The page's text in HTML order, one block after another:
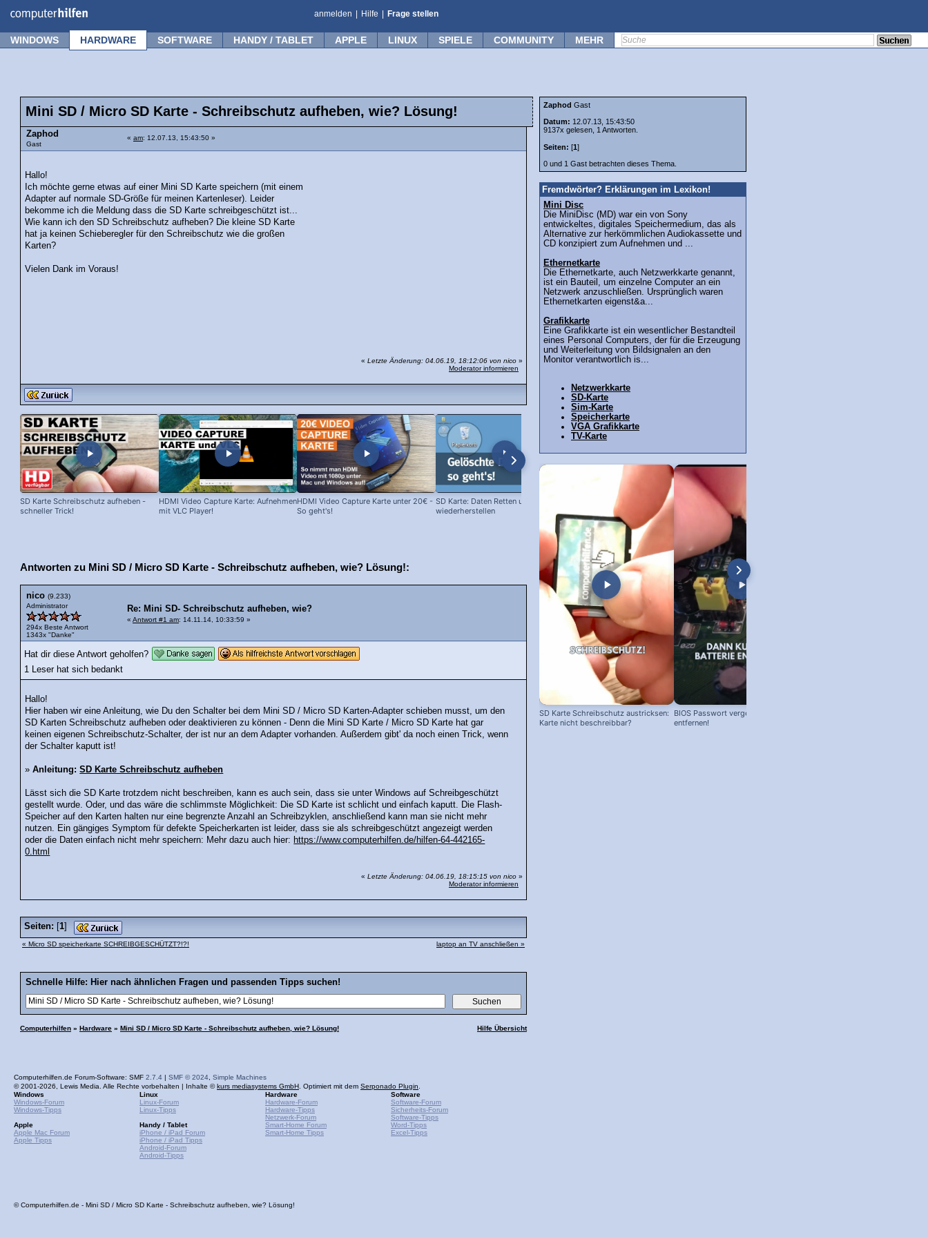
anmelden Hilfe Frage stellen
WINDOWS HARDWARE SOFTWARE HANDY / TABLET APPLE LINUX SPIELE COMMUNITY MEHR
Mini SD / Micro SD Karte - Schreibschutz aufheben, wie? Lösung!
Zaphod
Gast
« am: 12.07.13, 15:43:50 »
Hallo!
Ich möchte gerne etwas auf einer Mini SD Karte speichern (mit einem
Adapter auf normale SD-Größe für meinen Kartenleser). Leider
bekomme ich die Meldung dass die SD Karte schreibgeschützt ist...
Wie kann ich den SD Schreibschutz aufheben? Die kleine SD Karte
hat ja keinen Schieberegler für den Schreibschutz wie die großen
Karten?
Vielen Dank im Voraus!
« Letzte Änderung: 04.06.19, 18:12:06 von nico »
Moderator informieren
SD Karte Schreibschutz aufheben -
schneller Trick!
HDMI Video Capture Karte: Aufnehmen
mit VLC Player!
HDMI Video Capture Karte unter 20€ -
So geht's!
SD Karte: Daten Retten und Fotos
wiederherstellen
Samsung Drucker Toner Wechsel!
Toner-Kartusche entfernen und
ersetzen!
Telekom Speedport Router: Sprache
auf deutsch umstellen!
Antworten zu Mini SD / Micro SD Karte - Schreibschutz aufheben, wie? Lösung!:
nico (9.233)
Administrator
294x Beste Antwort
1343x "Danke"
Re: Mini SD- Schreibschutz aufheben, wie?
« Antwort #1 am: 14.11.14, 10:33:59 »
Hat dir diese Antwort geholfen?
1 Leser hat sich bedankt
Hallo!
Hier haben wir eine Anleitung, wie Du den Schalter bei dem Mini SD / Micro SD Karten-Adapter schieben musst, um den
SD Karten Schreibschutz aufheben oder deaktivieren zu können - Denn die Mini SD Karte / Micro SD Karte hat gar
keinen eigenen Schreibschutz-Schalter, der ist nur an dem Adapter vorhanden. Außerdem gibt' da noch einen Trick, wenn
der Schalter kaputt ist!
»Anleitung:SD Karte Schreibschutz aufheben
Lässt sich die SD Karte trotzdem nicht beschreiben, kann es auch sein, dass sie unter Windows auf Schreibgeschützt
gestellt wurde. Oder, und das wäre die schlimmste Möglichkeit: Die SD Karte ist schlicht und einfach kaputt. Die Flash-
Speicher auf den Karten halten nur eine begrenzte Anzahl an Schreibzyklen, anschließend kann man sie nicht mehr
nutzen. Ein gängiges Symptom für defekte Speicherkarten ist leider, dass sie als schreibgeschützt angezeigt werden
oder die Daten einfach nicht mehr speichern: Mehr dazu auch hier: https://www.computerhilfen.de/hilfen-64-442165-
0.html
« Letzte Änderung: 04.06.19, 18:15:15 von nico »
Moderator informieren
Seiten: [1]
« Micro SD speicherkarte SCHREIBGESCHÜTZT?!?! laptop an TV anschließen »
Schnelle Hilfe: Hier nach ähnlichen Fragen und passenden Tipps suchen!
Computerhilfen » Hardware » Mini SD / Micro SD Karte - Schreibschutz aufheben, wie? Lösung! Hilfe Übersicht
Zaphod Gast
Datum: 12.07.13, 15:43:50
9137x gelesen, 1 Antworten.
Seiten: [1]
0 und 1 Gast betrachten dieses Thema.
Fremdwörter? Erklärungen im Lexikon!
Mini Disc
Die MiniDisc (MD) war ein von Sony
entwickeltes, digitales Speichermedium, das als
Alternative zur herkömmlichen Audiokassette und
CD konzipiert zum Aufnehmen und ...
Ethernetkarte
Die Ethernetkarte, auch Netzwerkkarte genannt,
ist ein Bauteil, um einzelne Computer an ein
Netzwerk anzuschließen. Ursprünglich waren
Ethernetkarten eigenst&a...
Grafikkarte
Eine Grafikkarte ist ein wesentlicher Bestandteil
eines Personal Computers, der für die Erzeugung
und Weiterleitung von Bildsignalen an den
Monitor verantwortlich is...
Netzwerkkarte
SD-Karte
Sim-Karte
Speicherkarte
VGA Grafikkarte
TV-Karte
SD Karte Schreibschutz austricksen:
Karte nicht beschreibbar?
BIOS Passwort vergessen! Batterie
entfernen!
Computerhilfen.de Forum-Software: SMF 2.7.4 | SMF © 2024 Simple Machines
© 2001-2026, Lewis Media. Alle Rechte vorbehalten | Inhalte ©kurs mediasystems GmbH . Optimiert mit dem Serponado Plugin
Windows
Windows-Forum
Windows-Tipps
Apple
Apple Mac Forum
Apple Tipps
Linux
Linux-Forum
Linux-Tipps
Handy / Tablet
iPhone / iPad Forum
iPhone / iPad Tipps
Android-Forum
Android-Tipps
Hardware
Hardware-Forum
Hardware-Tipps
Netzwerk-Forum
Smart-Home Forum
Smart-Home Tipps
Software
Software-Forum
Sicherheits-Forum
Software-Tipps
Word-Tipps
Excel-Tipps
© Computerhilfen.de - Mini SD / Micro SD Karte - Schreibschutz aufheben, wie? Lösung!